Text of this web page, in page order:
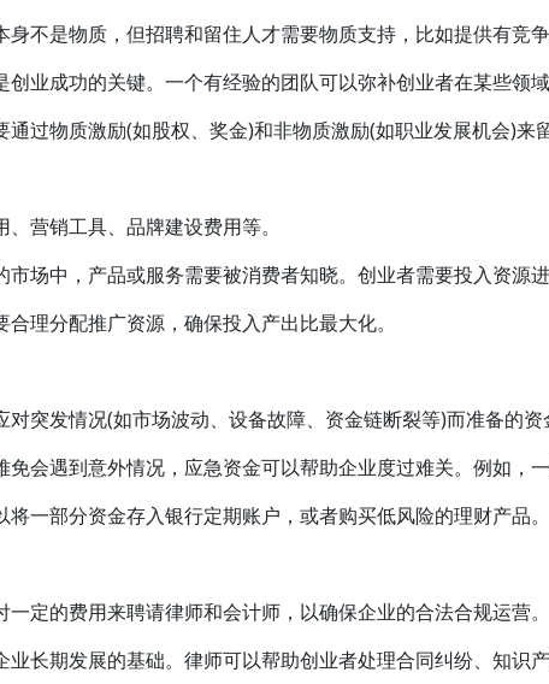
身不是物质，但招聘和留住人才需要物质支持，比如提供有竞
创业成功的关键。一个有经验的团队可以弥补创业者在某些领
过物质激励(如股权、奖金)和非物质激励(如职业发展机会)来
营销工具、品牌建设费用等。
场中，产品或服务需要被消费者知晓。创业者需要投入资源
理分配推广资源，确保投入产出比最大化。
突发情况(如市场波动、设备故障、资金链断裂等)而准备的资
会遇到意外情况，应急资金可以帮助企业度过难关。例如，
一部分资金存入银行定期账户，或者购买低风险的理财产品。
定的费用来聘请律师和会计师，以确保企业的合法合规运营。
长期发展的基础。律师可以帮助创业者处理合同纠纷、知识